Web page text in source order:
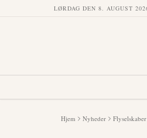
LØRDAG DEN 8. AUGUST
Hjem Nyheder Flyselskaber